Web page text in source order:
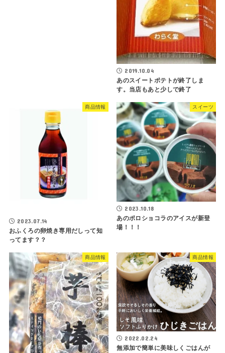
2019.10.04
あのスイートポテトが終了しま
す。当店もあと少しで終了
商品情報
2023.07.14
おふくろの卵焼き専用だしって知
ってます？？
スイーツ
2023.10.18
あのポロショコラのアイスが新登
場！！！
商品情報 商品情報
2022.02.24
無添加で簡単に美味しくごはんが